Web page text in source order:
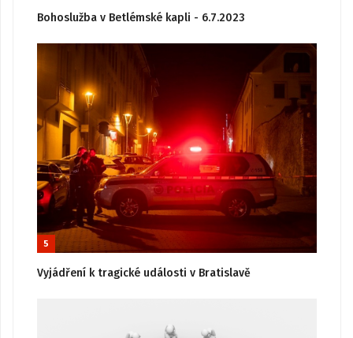
Bohoslužba v Betlémské kapli - 6.7.2023
5
Vyjádření k tragické události v Bratislavě